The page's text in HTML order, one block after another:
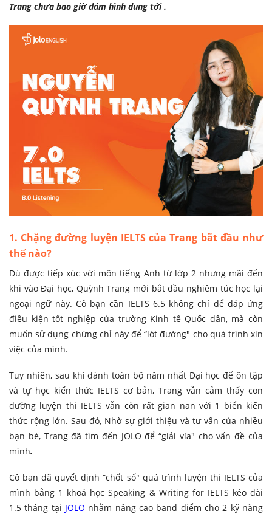
Trang chưa bao giờ dám hình dung tới .
1. Chặng đường luyện IELTS của Trang bắt đầu như
thế nào?
Dù được tiếp xúc với môn tiếng Anh từ lớp 2 nhưng mãi đến
khi vào Đại học, Quỳnh Trang mới bắt đầu nghiêm túc học lại
ngoại ngữ này. Cô bạn cần IELTS 6.5 không chỉ để đáp ứng
điều kiện tốt nghiệp của trường Kinh tế Quốc dân, mà còn
muốn sử dụng chứng chỉ này để “lót đường" cho quá trình xin
việc của mình.
Tuy nhiên, sau khi dành toàn bộ năm nhất Đại học để ôn tập
và tự học kiến thức IELTS cơ bản, Trang vẫn cảm thấy con
đường luyện thi IELTS vẫn còn rất gian nan với 1 biển kiến
thức rộng lớn. Sau đó, Nhờ sự giới thiệu và tư vấn của nhiều
bạn bè, Trang đã tìm đến JOLO để “giải vía" cho vấn đề của
mình.
Cô bạn đã quyết định “chốt sổ" quá trình luyện thi IELTS của
mình bằng 1 khoá học Speaking & Writing for IELTS kéo dài
1.5 tháng tại JOLO nhằm nâng cao band điểm cho 2 kỹ năng